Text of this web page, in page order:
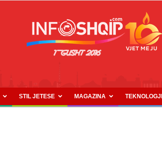
INFOSHQIP.COM
STIL JETESE MAGAZINA TEKNOLOGJI